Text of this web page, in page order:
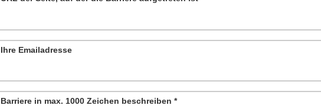
Ihre Emailadresse
Barriere in max. 1000 Zeichen beschreiben*